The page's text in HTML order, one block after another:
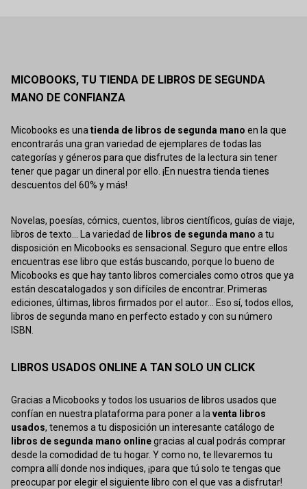
MICOBOOKS, TU TIENDA DE LIBROS DE SEGUNDA
MANO DE CONFIANZA
Micobooks es unatienda de libros de segunda mano en la que
encontrarás una gran variedad de ejemplares de todas las
categorías y géneros para que disfrutes de la lectura sin tener
tener que pagar un dineral por ello. ¡En nuestra tienda tienes
descuentos del 60% y más!
Novelas, poesías, cómics, cuentos, libros científicos, guías de viaje,
libros de texto... La variedad de libros de segunda mano a tu
disposición en Micobooks es sensacional. Seguro que entre ellos
encuentras ese libro que estás buscando, porque lo bueno de
Micobooks es que hay tanto libros comerciales como otros que ya
están descatalogados y son difíciles de encontrar. Primeras
ediciones, últimas, libros firmados por el autor... Eso sí, todos ellos,
libros de segunda mano en perfecto estado y con su número
ISBN.
LIBROS USADOS ONLINE A TAN SOLO UN CLICK
Gracias a Micobooks y todos los usuarios de libros usados que
confían en nuestra plataforma para poner a laventa libros
usados, tenemos a tu disposición un interesante catálogo de
libros de segunda mano onlinegracias al cual podrás comprar
desde la comodidad de tu hogar. Y como no, te llevaremos tu
compra allí donde nos indiques, ¡para que tú solo te tengas que
preocupar por elegir el siguiente libro con el que vas a disfrutar!